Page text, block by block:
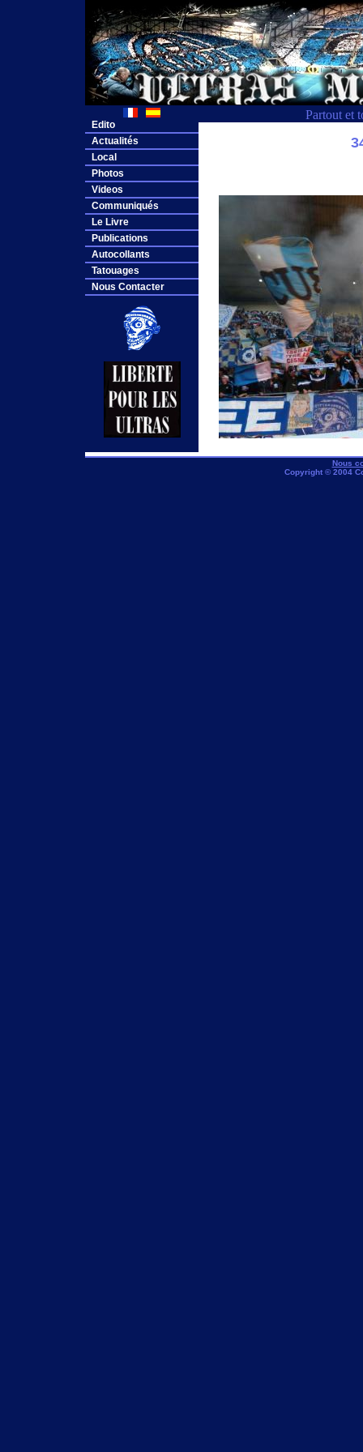
Partout et
Edito
Actualités
Local
Photos
Videos
Communiqués
Le Livre
Publications
Autocollants
Tatouages
Nous Contacter
Nous
Copyright © 2004